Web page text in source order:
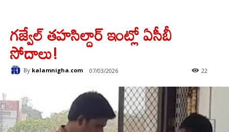
గజ్వేల్ తహసిల్దార్ ఇంట్లో ఏసీబీ
సోదాలు!
By kalamnigha.com 07/03/2026 22